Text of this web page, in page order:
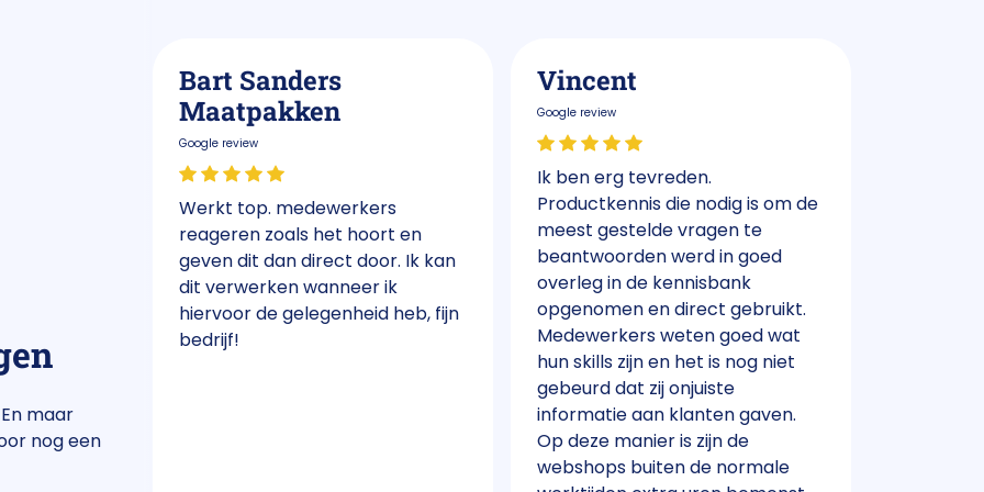
maar
nog een
ons én
Bart Sanders
Maatpakken
Google review
Werkt top. medewerkers
reageren zoals het hoort en
geven dit dan direct door. Ik kan
dit verwerken wanneer ik
hiervoor de gelegenheid heb, fijn
bedrijf!
Vincent
Google review
Ik ben erg tevreden.
Productkennis die nodig is om de
meest gestelde vragen te
beantwoorden werd in goed
overleg in de kennisbank
opgenomen en direct gebruikt.
Medewerkers weten goed wat
hun skills zijn en het is nog niet
gebeurd dat zij onjuiste
informatie aan klanten gaven.
Op deze manier is zijn de
webshops buiten de normale